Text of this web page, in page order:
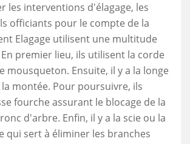
les interventions d'élagage, les
officiants pour le compte de la
Elagage utilisent une multitude
premier lieu, ils utilisent la corde
mousqueton. Ensuite, il y a la longe
montée. Pour poursuivre, ils
fourche assurant le blocage de la
d'arbre. Enfin, il y a la scie ou la
qui sert à éliminer les branches